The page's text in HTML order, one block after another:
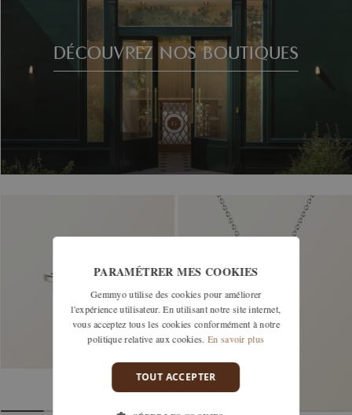
DÉCOUVREZ NOS BOUTIQUES
PARAMÉTRER MES COOKIES
Gemmyo utilise des cookies pour améliorer
l'expérience utilisateur. En utilisant notre site internet,
vous acceptez tous les cookies conformément à notre
politique relative aux cookies. En savoir plus
TOUT ACCEPTER